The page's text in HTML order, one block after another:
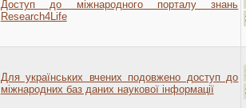
Доступ до міжнародного порталу знань
Research4Life
Для українських вчених подовжено доступ до
міжнародних баз даних наукової інформації